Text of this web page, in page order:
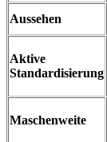
Aussehen
Aktive
Standardisierung
Maschenweite